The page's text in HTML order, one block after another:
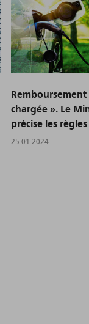
Remboursement
chargée ». Le
précise les
25.01.2024